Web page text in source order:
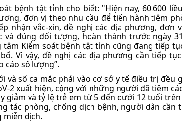
bệnh tật tỉnh cho biết: "Hiện nay, 60.600
đơn vị theo nhu cầu để tiến hành tiêm
nhận vắc-xin, đề nghị các địa phương, đơn
đúng đối tượng, hoàn thành trước ngày
tâm Kiểm soát bệnh tật tỉnh cũng đang tiếp
Vì vậy, đề nghị các địa phương cần tiếp
cáo số lượng”.
và số ca mắc phải vào cơ sở y tế điều trị đều
2 xuất hiện, cộng với những người đã tiêm
giảm và tỷ lệ trẻ em từ 5 đến dưới 12 tuổi
tác phòng, chống dịch bệnh, người dân cần
miễn dịch.